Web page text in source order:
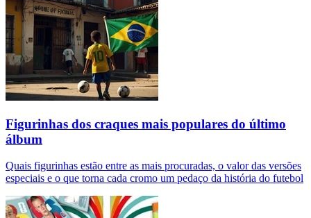
Figurinhas dos craques mais populares do último
álbum
Quais figurinhas estão entre as mais procuradas, o valor das versões
especiais e o que torna cada cromo um pedaço da história do futebol